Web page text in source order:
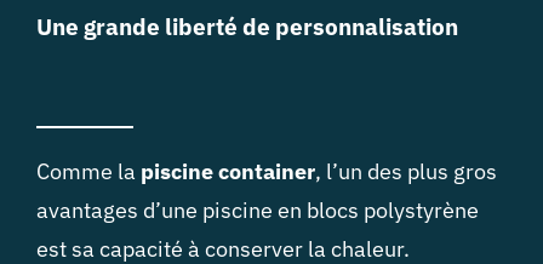
Une grande liberté de personnalisation
Comme la piscine container, l’un des plus gros
avantages d’une piscine en blocs polystyrène
est sa capacité à conserver la chaleur.